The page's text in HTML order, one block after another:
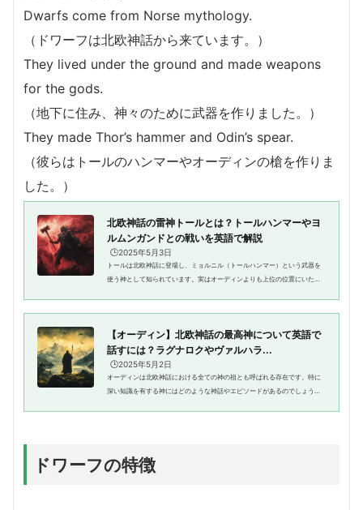
Dwarfs come from Norse mythology.
（ドワーフは北欧神話から来ています。）
They lived under the ground and made weapons
for the gods.
（地下に住み、神々のために武器を作りました。）
They made Thor’s hammer and Odin’s spear.
（彼らはトールのハンマーやオーディンの槍を作りま
した。）
北欧神話の雷神トールとは？トールハンマーやヨ
ルムンガンドとの戦いを英語で解説
🕒️2025年5月3日
トールは北欧神話に登場し、ミョルニル（トールハンマー）という武器を
使う神として知られています。実はオーディンよりも上位の位置にいたと
【オーディン】北欧神話の最高神について英語で
話すには？ラグナロクやヴァルハラ...
🕒️2025年5月2日
オーディンは北欧神話における全ての神の祖とも呼ばれる存在です。特に
深い知識を有する神にはどのような神話やエピソードがあるのでしょう
ドワーフの特徴